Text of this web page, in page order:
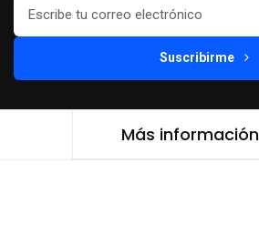
Suscribirme
Más información